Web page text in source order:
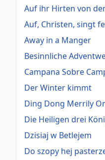
Auf ihr Hirten von
Auf, Christen, singt
Away in a Manger
Besinnliche
Campana Sobre
Der Winter kimmt
Ding Dong Merrily
Die Heiligen drei
Dzisiaj w Betlejem
Do szopy hej